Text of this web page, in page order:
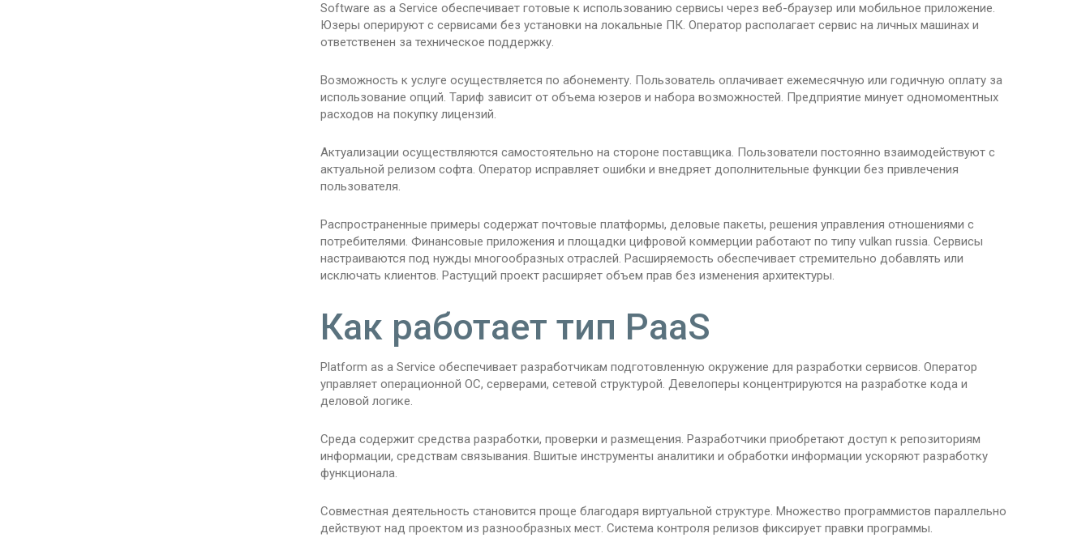
Software as a Service обеспечивает готовые к использованию сервисы через веб-браузер или мобильное приложение.
Юзеры оперируют с сервисами без установки на локальные ПК. Оператор располагает сервис на личных машинах и
ответственен за техническое поддержку.
Возможность к услуге осуществляется по абонементу. Пользователь оплачивает ежемесячную или годичную оплату за
использование опций. Тариф зависит от объема юзеров и набора возможностей. Предприятие минует одномоментных
расходов на покупку лицензий.
Актуализации осуществляются самостоятельно на стороне поставщика. Пользователи постоянно взаимодействуют с
актуальной релизом софта. Оператор исправляет ошибки и внедряет дополнительные функции без привлечения
пользователя.
Распространенные примеры содержат почтовые платформы, деловые пакеты, решения управления отношениями с
потребителями. Финансовые приложения и площадки цифровой коммерции работают по типу vulkan russia. Сервисы
настраиваются под нужды многообразных отраслей. Расширяемость обеспечивает стремительно добавлять или
исключать клиентов. Растущий проект расширяет объем прав без изменения архитектуры.
Как работает тип PaaS
Platform as a Service обеспечивает разработчикам подготовленную окружение для разработки сервисов. Оператор
управляет операционной ОС, серверами, сетевой структурой. Девелоперы концентрируются на разработке кода и
деловой логике.
Среда содержит средства разработки, проверки и размещения. Разработчики приобретают доступ к репозиториям
информации, средствам связывания. Вшитые инструменты аналитики и обработки информации ускоряют разработку
функционала.
Совместная деятельность становится проще благодаря виртуальной структуре. Множество программистов параллельно
действуют над проектом из разнообразных мест. Система контроля релизов фиксирует правки программы.